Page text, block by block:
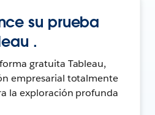
su prueba
.
gratuita Tableau,
empresarial totalmente
la exploración profunda